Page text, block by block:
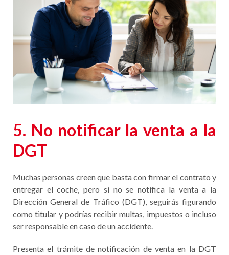
5. No notificar la venta a la
DGT
Muchas personas creen que basta con firmar el contrato y
entregar el coche, pero si no se notifica la venta a la
Dirección General de Tráfico (DGT), seguirás figurando
como titular y podrías recibir multas, impuestos o incluso
ser responsable en caso de un accidente.
Presenta el trámite de notificación de venta en la DGT